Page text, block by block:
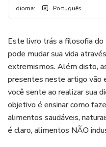
Idioma: Português
Este livro trás a filosofia
pode mudar sua vida
extremismos. Além disto,
presentes neste artigo vão
você sente ao realizar sua
objetivo é ensinar como
alimentos saudáveis,
é claro, alimentos NÃO